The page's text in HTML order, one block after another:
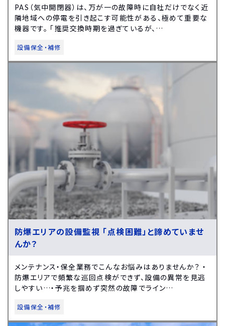
PAS（気中開閉器）は、万が一の故障時に自社だけでなく近
隣地域への停電を引き起こす可能性がある、極めて重要な
機器です。 「推奨交換時期を過ぎているが、…
設備保全・補修
防爆エリアの設備監視 「点検困難」と諦めていませ
んか？
メンテナンス・保全業務でこんなお悩みはありませんか？ ・
防爆エリアで頻繁な巡回点検ができず、設備の異常を見逃
しやすい…・予兆を掴めず突然の故障でライン…
設備保全・補修